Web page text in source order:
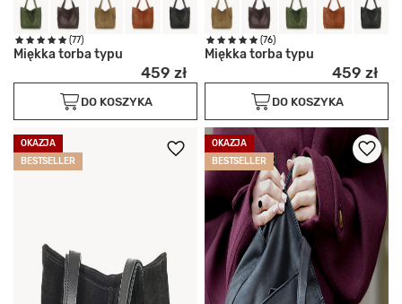
(77)
Miękka torba typu
459 zł
DO KOSZYKA
(76)
Miękka torba typu
459 zł
DO KOSZYKA
OKAZJA
BESTSELLER
OKAZJA
BESTSELLER